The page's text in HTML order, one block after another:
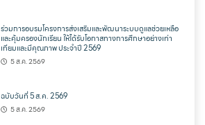
ร่วมการอบรมโครงการส่งเสริมและพัฒนาระบบดูแลช่วยเหลือ
และคุ้มครองนักเรียน ให้ได้รับโอกาสทางการศึกษาอย่างเท่า
เทียมและมีคุณภาพ ประจำปี 2569
5 ส.ค. 2569
ฉบับวันที่ 5 ส.ค. 2569
5 ส.ค. 2569